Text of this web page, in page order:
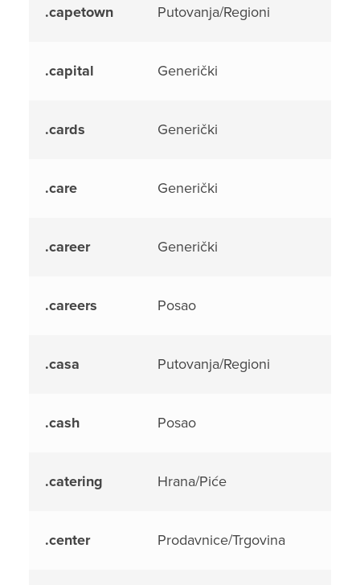
.capetown Putovanja/Regioni
.capital Generički
.cards Generički
.care Generički
.career Generički
.careers Posao
.casa Putovanja/Regioni
.cash Posao
.catering Hrana/Piće
.center Prodavnice/Trgovina